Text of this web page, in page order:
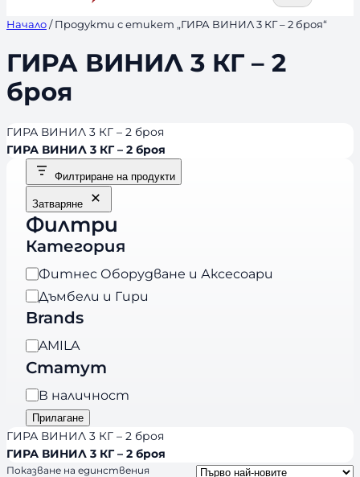
Начало/ Продукти с етикет „ГИРА ВИНИЛ 3 КГ – 2 броя“
ГИРА ВИНИЛ 3 КГ – 2
броя
ГИРА ВИНИЛ 3 КГ – 2 броя
ГИРА ВИНИЛ 3 КГ – 2 броя
Филтриране на продукти
Затваряне
Филтри
Категория
К
а
т
г
о
р
и
я
Фитнес Оборудване и Аксесоари
Дъмбели и Гири
Brands
B
r
a
n
d
s
AMILA
Статут
Н
а
л
и
В наличност
Прилагане
ГИРА ВИНИЛ 3 КГ – 2 броя
ГИРА ВИНИЛ 3 КГ – 2 броя
Показване на единствения